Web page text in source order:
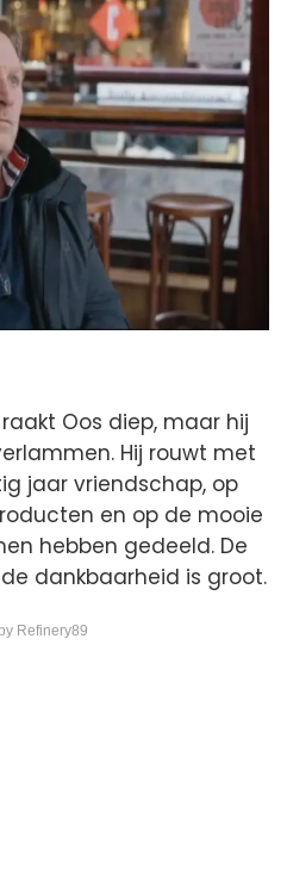
Oos diep, maar hij
Hij rouwt met
jaar vriendschap, op
en op de mooie
hebben gedeeld. De
dankbaarheid is groot.
Refinery89